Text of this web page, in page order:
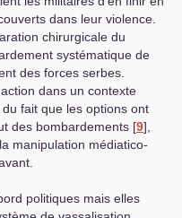
dans leur violence.
chirurgicale du
systématique de
des forces serbes.
dans un contexte
fait que les options ont
des bombardements [9]
manipulation médiatico-
politiques mais elles